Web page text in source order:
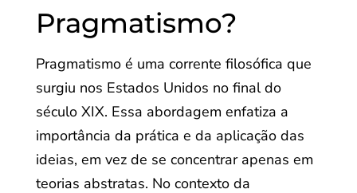
Pragmatismo?
Pragmatismo é uma corrente filosófica que
surgiu nos Estados Unidos no final do
século XIX. Essa abordagem enfatiza a
importância da prática e da aplicação das
ideias, em vez de se concentrar apenas em
teorias abstratas. No contexto da